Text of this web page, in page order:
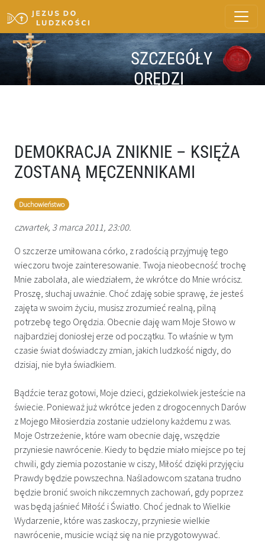
SZCZEGÓŁY
ORĘDZI
DEMOKRACJA ZNIKNIE – KSIĘŻA
ZOSTANĄ MĘCZENNIKAMI
Duchowieństwo
czwartek, 3 marca 2011, 23:00.
O szczerze umiłowana córko, z radością przyjmuję tego
wieczoru twoje zainteresowanie. Twoja nieobecność trochę
Mnie zabolała, ale wiedziałem, że wkrótce do Mnie wrócisz.​
Proszę, słuchaj uważnie. Choć zdaję sobie sprawę, że jesteś
zajęta w swoim życiu, musisz zrozumieć realną, pilną
potrzebę tego Orędzia. Obecnie daję wam Moje Słowo w
najbardziej doniosłej erze od początku. To właśnie w tym
czasie świat doświadczy zmian, jakich ludzkość nigdy, do
dzisiaj, nie była świadkiem.
Bądźcie teraz gotowi, Moje dzieci, gdziekolwiek jesteście na
świecie. Ponieważ już wkrótce jeden z drogocennych Darów
z Mojego Miłosierdzia zostanie udzielony każdemu z was.
Moje Ostrzeżenie, które wam obecnie daję, wszędzie
przyniesie nawrócenie. Kiedy to będzie miało miejsce po tej
chwili, gdy ziemia pozostanie w ciszy, Miłość dzięki przyjęciu
Prawdy będzie powszechna.​ Naśladowcom szatana trudno
będzie bronić swoich nikczemnych zachowań, gdy poprzez
was będą jaśnieć Miłość i Światło. Choć jednak to Wielkie
Wydarzenie, które was zaskoczy, przyniesie wielkie
nawrócenie, musicie wciąż się na nie przygotowywać.